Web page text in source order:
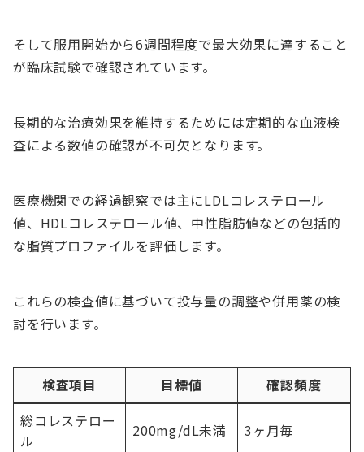
そして服用開始から6週間程度で最大効果に達すること
が臨床試験で確認されています。
長期的な治療効果を維持するためには定期的な血液検
査による数値の確認が不可欠となります。
医療機関での経過観察では主にLDLコレステロール
値、HDLコレステロール値、中性脂肪値などの包括的
な脂質プロファイルを評価します。
これらの検査値に基づいて投与量の調整や併用薬の検
討を行います。
検査項目 目標値
確認頻度
総コレステロー
ル
200mg/dL未満 3ヶ月毎